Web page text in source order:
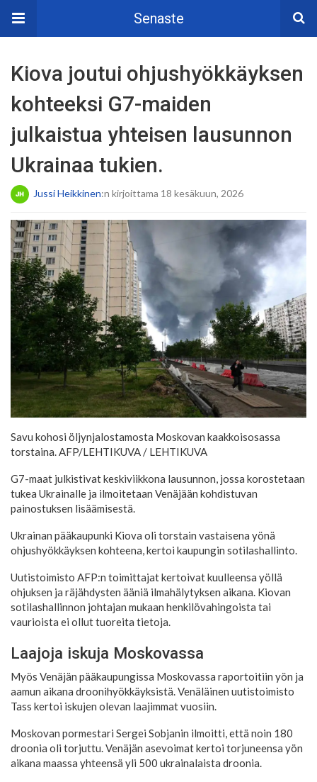
Senaste
Kiova joutui ohjushyökkäyksen
kohteeksi G7-maiden
julkaistua yhteisen lausunnon
Ukrainaa tukien.
Jussi Heikkinen:n kirjoittama 18 kesäkuun, 2026
Savu kohosi öljynjalostamosta Moskovan kaakkoisosassa
torstaina. AFP/LEHTIKUVA/ LEHTIKUVA
G7-maat julkistivat keskiviikkona lausunnon, jossa korostetaan
tukea Ukrainalle ja ilmoitetaan Venäjään kohdistuvan
painostuksen lisäämisestä.
Ukrainan pääkaupunki Kiova oli torstain vastaisena yönä
ohjushyökkäyksen kohteena, kertoi kaupungin sotilashallinto.
Uutistoimisto AFP:n toimittajat kertoivat kuulleensa yöllä
ohjuksen ja räjähdysten ääniä ilmahälytyksen aikana. Kiovan
sotilashallinnon johtajan mukaan henkilövahingoista tai
vaurioista ei ollut tuoreita tietoja.
Laajoja iskuja Moskovassa
Myös Venäjän pääkaupungissa Moskovassa raportoitiin yön ja
aamun aikana droonihyökkäyksistä. Venäläinen uutistoimisto
Tass kertoi iskujen olevan laajimmat vuosiin.
Moskovan pormestari Sergei Sobjanin ilmoitti, että noin 180
droonia oli torjuttu. Venäjän asevoimat kertoi torjuneensa yön
aikana maassa yhteensä yli 500 ukrainalaista droonia.